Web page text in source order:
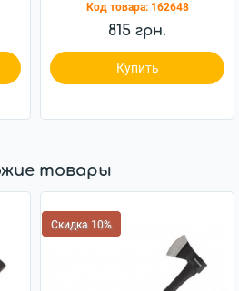
Код товара: 162648
815 грн.
Купить
товары
Скидка 10%